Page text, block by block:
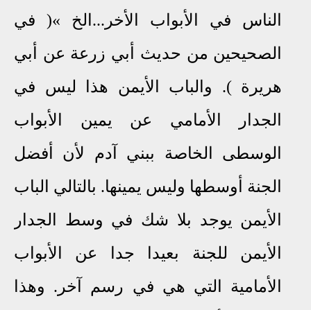
الناس في الأبواب الأخر...الخ »( في
الصحيحين من حديث أبي زرعة عن أبي
هريرة ). والباب الأيمن هذا ليس في
الجدار الأمامي عن يمين الأبواب
الوسطى الخاصة ببني آدم لأن أفضل
الجنة أوسطها وليس يمينها. بالتالي الباب
الأيمن يوجد بلا شك في وسط الجدار
الأيمن للجنة بعيدا جدا عن الأبواب
الأمامية التي هي في رسم آخر. وهذا